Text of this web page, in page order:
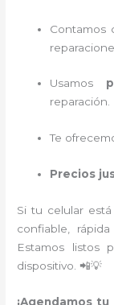
Contamos
Usamos
reparación.
Te
Precios
Si tu celular
confiable,
Estamos listos
dispositivo. 📲💡
¡Agendamos